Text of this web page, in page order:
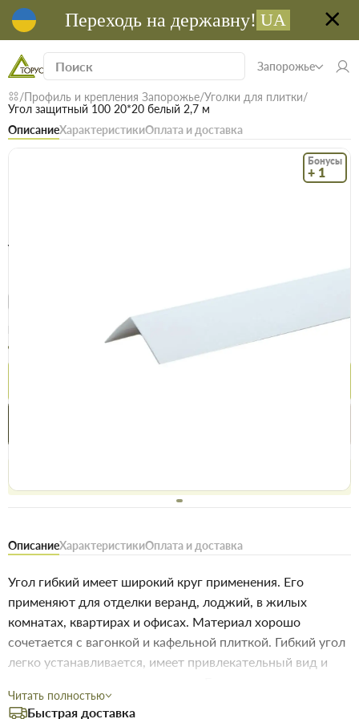
Переходь на державну! UA
Запорожье
Профиль и крепления Запорожье Уголки для плитки
Угол защитный 100 20*20 белый 2,7 м
ОписаниеХарактеристикиОплата и доставка
Бонусы
+ 1
Угол защитный 100 20*20 белый 2,7 м
єВідновлення
44 грн 42.5 грн
ОписаниеХарактеристикиОплата и доставка
Угол гибкий имеет широкий круг применения. Его
применяют для отделки веранд, лоджий, в жилых
комнатах, квартирах и офисах. Материал хорошо
сочетается с вагонкой и кафельной плиткой. Гибкий угол
легко устанавливается, имеет привлекательный вид и
преимуществ является конструкция уголка, его можно
Читать полностью
Быстрая доставка